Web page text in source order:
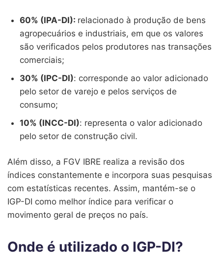
60% (IPA-DI): relacionado à produção de bens
agropecuários e industriais, em que os valores
são verificados pelos produtores nas transações
comerciais;
30% (IPC-DI): corresponde ao valor adicionado
pelo setor de varejo e pelos serviços de
consumo;
10% (INCC-DI): representa o valor adicionado
pelo setor de construção civil.
Além disso, a FGV IBRE realiza a revisão dos
índices constantemente e incorpora suas pesquisas
com estatísticas recentes. Assim, mantém-se o
IGP-DI como melhor índice para verificar o
movimento geral de preços no país.
Onde é utilizado o IGP-DI?